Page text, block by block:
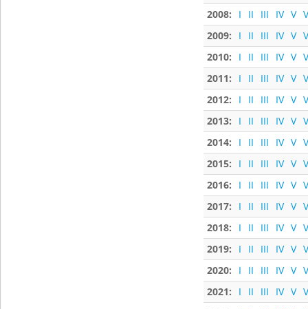
2008:
I II III IV V
2009:
I II III IV V
2010:
I II III IV V
2011:
I II III IV V
2012:
I II III IV V
2013:
I II III IV V
2014:
I II III IV V
2015:
I II III IV V
2016:
I II III IV V
2017:
I II III IV V
2018:
I II III IV V
2019:
I II III IV V
2020:
I II III IV V
2021:
I II III IV V